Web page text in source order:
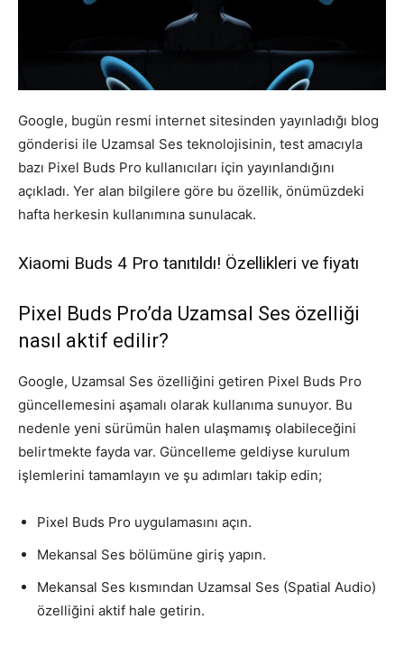
Google, bugün resmi internet sitesinden yayınladığı blog
gönderisi ile Uzamsal Ses teknolojisinin, test amacıyla
bazı Pixel Buds Pro kullanıcıları için yayınlandığını
açıkladı. Yer alan bilgilere göre bu özellik, önümüzdeki
hafta herkesin kullanımına sunulacak.
Xiaomi Buds 4 Pro tanıtıldı! Özellikleri ve fiyatı
Pixel Buds Pro’da Uzamsal Ses özelliği
nasıl aktif edilir?
Google, Uzamsal Ses özelliğini getiren Pixel Buds Pro
güncellemesini aşamalı olarak kullanıma sunuyor. Bu
nedenle yeni sürümün halen ulaşmamış olabileceğini
belirtmekte fayda var. Güncelleme geldiyse kurulum
işlemlerini tamamlayın ve şu adımları takip edin;
Pixel Buds Pro uygulamasını açın.
Mekansal Ses bölümüne giriş yapın.
Mekansal Ses kısmından Uzamsal Ses (Spatial Audio)
özelliğini aktif hale getirin.